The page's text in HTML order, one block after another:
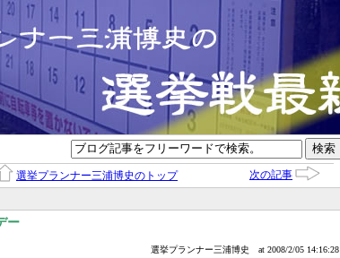
選挙プランナー三浦博史のトップ 次の記事
ー
選挙プランナー三浦博史 at 2008/2/05 14:16:28